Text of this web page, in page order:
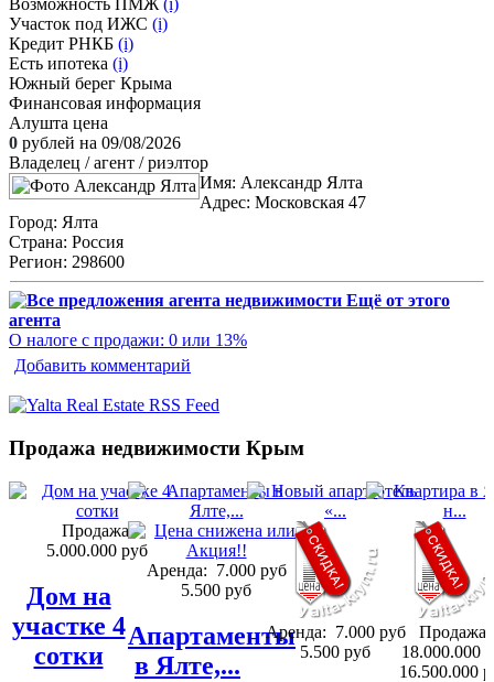
Возможность ПМЖ (i)
Участок под ИЖС (i)
Кредит РНКБ (i)
Есть ипотека (i)
Южный берег Крыма
Финансовая информация
Алушта цена
0 рублей на 09/08/2026
Владелец / агент / риэлтор
Имя: Александр Ялта
Адрес: Московская 47
Город: Ялта
Страна: Россия
Регион: 298600
Ещё от этого
агента
О налоге с продажи: 0 или 13%
Добавить комментарий
Продажа недвижимости Крым
Продажа:
5.000.000 руб
Дом на
участке 4
сотки
Аренда: 7.000 руб
5.500 руб
Апартаменты
в Ялте,...
Аренда: 7.000 руб
5.500 руб
Продажа:
18.000.000
16.500.000